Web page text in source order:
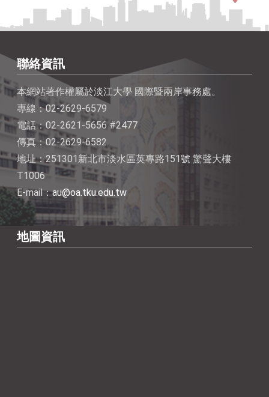
聯絡資訊
本網站著作權屬於淡江大學 國際暨兩岸事務處。
專線：02-2629-6579
電話：02-2621-5656 #2477
傳真：02-2629-6582
地址：251301新北市淡水區英專路151號 驚聲大樓
T1006
E-mail：au@oa.tku.edu.tw
地圖資訊